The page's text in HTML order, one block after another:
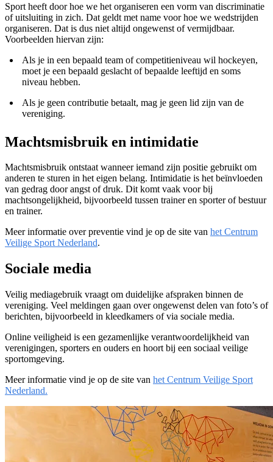
Sport heeft door hoe we het organiseren een vorm van discriminatie
of uitsluiting in zich. Dat geldt met name voor hoe we wedstrijden
organiseren. Dat is dus niet altijd ongewenst of vermijdbaar.
Voorbeelden hiervan zijn:
Als je in een bepaald team of competitieniveau wil hockeyen,
moet je een bepaald geslacht of bepaalde leeftijd en soms
niveau hebben.
Als je geen contributie betaalt, mag je geen lid zijn van de
vereniging.
Machtsmisbruik en intimidatie
Machtsmisbruik ontstaat wanneer iemand zijn positie gebruikt om
anderen te sturen in het eigen belang. Intimidatie is het beïnvloeden
van gedrag door angst of druk. Dit komt vaak voor bij
machtsongelijkheid, bijvoorbeeld tussen trainer en sporter of bestuur
en trainer.
Meer informatie over preventie vind je op de site van het Centrum
Veilige Sport Nederland.
Sociale media
Veilig mediagebruik vraagt om duidelijke afspraken binnen de
vereniging. Veel meldingen gaan over ongewenst delen van foto’s of
berichten, bijvoorbeeld in kleedkamers of via sociale media.
Online veiligheid is een gezamenlijke verantwoordelijkheid van
verenigingen, sporters en ouders en hoort bij een sociaal veilige
sportomgeving.
Meer informatie vind je op de site van het Centrum Veilige Sport
Nederland.